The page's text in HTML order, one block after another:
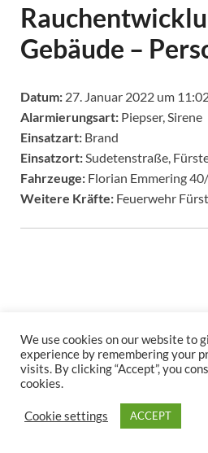
Gebäude –
Datum: 27. Januar 2022 um
Alarmierungsart: Piepser, Sirene
Einsatzart: Brand
Einsatzort: Sudetenstraße,
Fahrzeuge: Florian Emmering
Weitere Kräfte: Feuerwehr
Copyright © 2026.
Stolz präsentiert WordPress und
We use cookies on our website to
experience by remembering your
visits. By clicking “Accept”, you
cookies.
Cookie settings ACCEPT